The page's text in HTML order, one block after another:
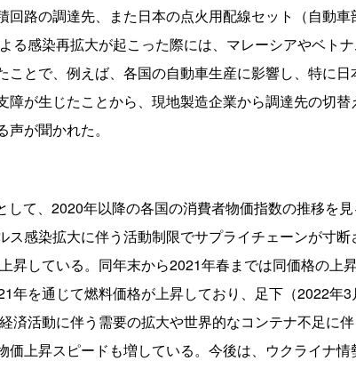
回路の調達先、また日本の点火用配線セット（自動
る感染再拡大が起こった際には、マレーシアやベト
ことで、例えば、各国の自動車生産に影響し、特に
障が生じたことから、現地製造企業から調達先の切
が聞かれた。
て、2020年以降の各国の消費者物価指数の推移を
ス感染拡大に伴う活動制限でサプライチェーンが寸
昇している。同年末から2021年春までは同価格の上
年を通じて燃料価格が上昇しており、足下（2022年
済活動に伴う需要の拡大や世界的なコンテナ不足に
価上昇スピードも増している。今後は、ウクライナ